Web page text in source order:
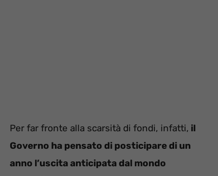
Per far fronte alla scarsità di fondi, infatti, il
Governo ha pensato di posticipare di un
anno l’uscita anticipata dal mondo